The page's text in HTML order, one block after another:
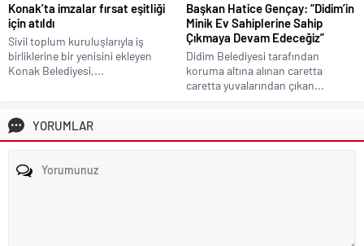
Konak’ta imzalar fırsat eşitliği
için atıldı
Sivil toplum kuruluşlarıyla iş
birliklerine bir yenisini ekleyen
Konak Belediyesi,...
Başkan Hatice Gençay: “Didim’in
Minik Ev Sahiplerine Sahip
Çıkmaya Devam Edeceğiz”
Didim Belediyesi tarafından
koruma altına alınan caretta
caretta yuvalarından çıkan...
YORUMLAR